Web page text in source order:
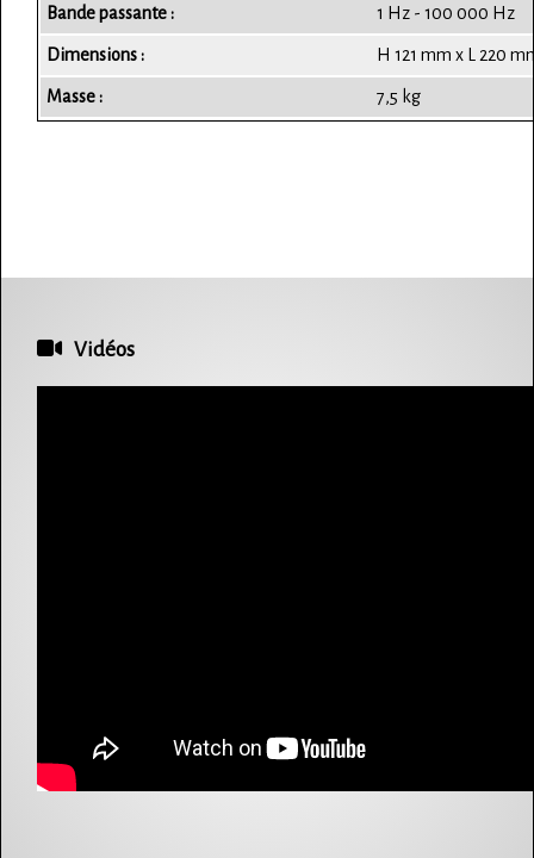
Bande passante : 1 Hz - 100 000 Hz
Dimensions : H 121 mm x L 220
Masse : 7,5 kg
Vidéos